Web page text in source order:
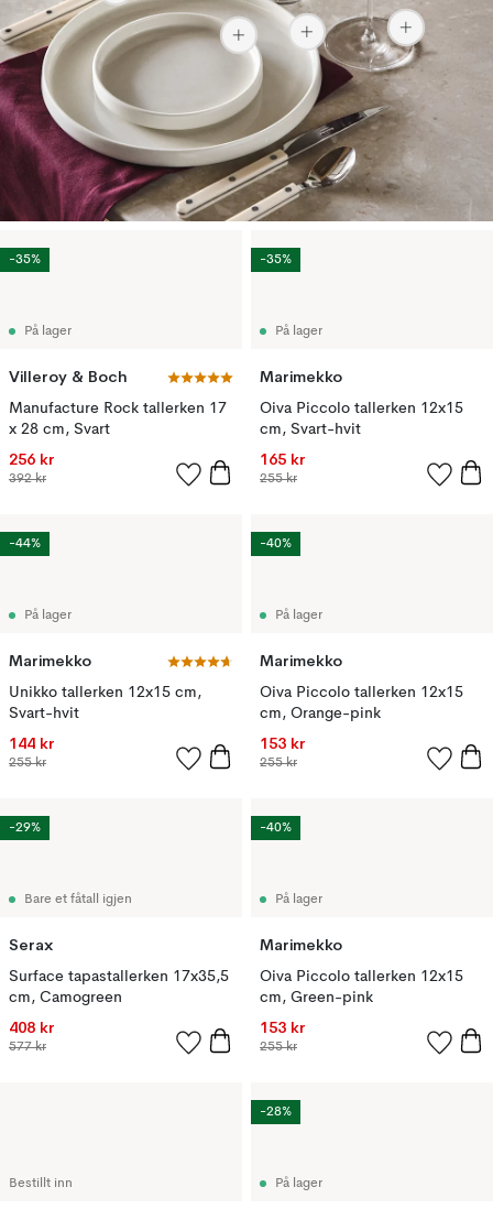
På lager
Villeroy & Boch
Manufacture Rock tallerken 17
x 28 cm, Svart
256 kr
392 kr
-35%
På lager
Marimekko
Oiva Piccolo tallerken 12x15
cm, Svart-hvit
165 kr
255 kr
-35%
På lager
Marimekko
Unikko tallerken 12x15 cm,
Svart-hvit
144 kr
255 kr
-44%
På lager
Marimekko
Oiva Piccolo tallerken 12x15
cm, Orange-pink
153 kr
255 kr
-40%
Bare et fåtall igjen
Serax
Surface tapastallerken 17x35,5
cm, Camogreen
408 kr
577 kr
-29%
På lager
Marimekko
Oiva Piccolo tallerken 12x15
cm, Green-pink
153 kr
255 kr
-40%
Bestillt inn På lager
-28%